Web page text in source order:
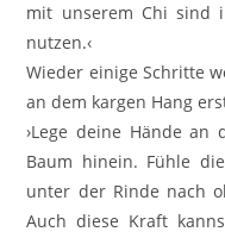
mit unserem Chi sind
nutzen.‹
Wieder einige Schritte
an dem kargen Hang
›Lege deine Hände
Baum hinein. Fühle
unter der Rinde nach
Auch diese Kraft